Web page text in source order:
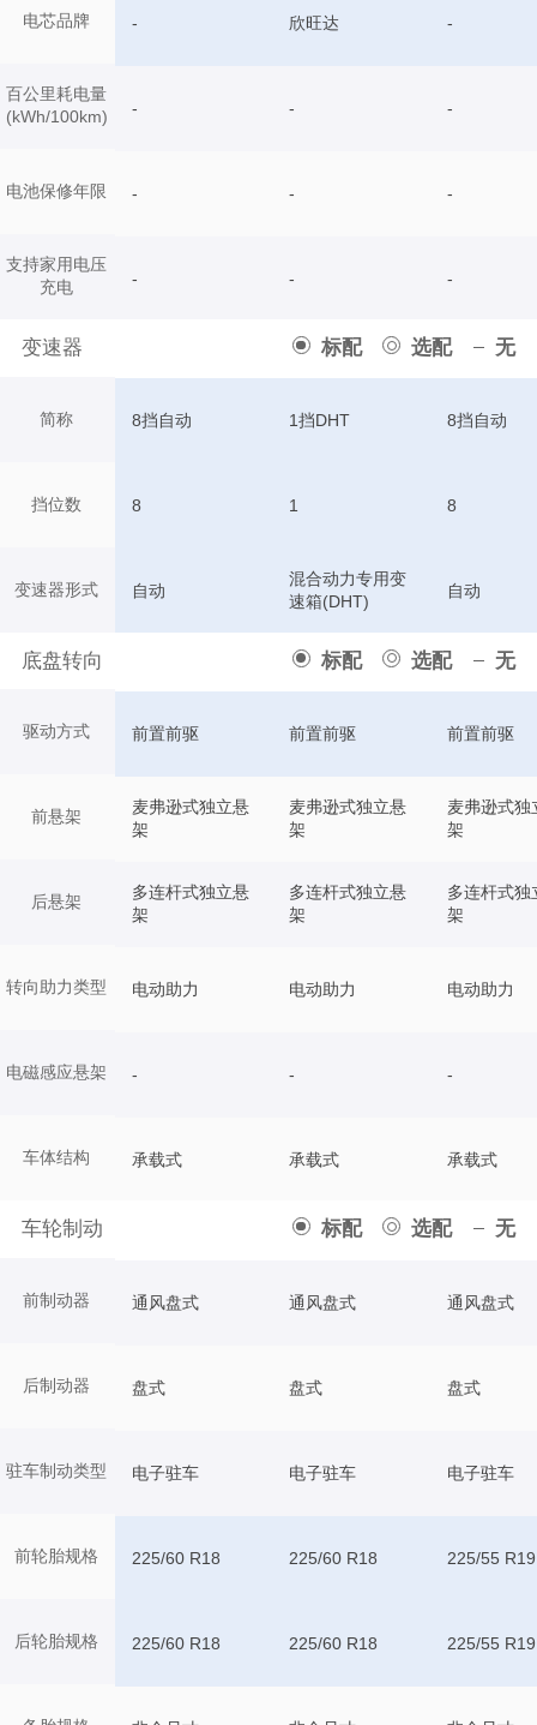
电芯品牌
百公里耗电量
(kWh/100km)
电池保修年限
支持家用电压
充电
变速器 标配 选配 无
简称
挡位数
变速器形式
底盘转向 标配 选配 无
驱动方式
前悬架
后悬架
转向助力类型
电磁感应悬架
车体结构
车轮制动 标配 选配 无
前制动器
后制动器
驻车制动类型
前轮胎规格
后轮胎规格
- 欣旺达 -
- - -
- - -
- - -
8挡自动 1挡DHT 8挡自动
8 1 8
自动
混合动力专用变
速箱(DHT)
自动
前置前驱 前置前驱 前置前驱
麦弗逊式独立悬
架
麦弗逊式独立悬
架
麦弗逊式独
架
多连杆式独立悬
架
多连杆式独立悬
架
多连杆式独
架
电动助力 电动助力 电动助力
- - -
承载式 承载式 承载式
通风盘式 通风盘式 通风盘式
盘式 盘式 盘式
电子驻车 电子驻车 电子驻车
225/60 R18 225/60 R18 225/55 R19
225/60 R18 225/60 R18 225/55 R19